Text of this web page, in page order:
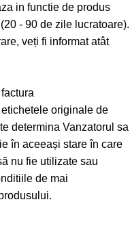
in functie de produs
- 90 de zile lucratoare).
veți fi informat atât
originale de
determina Vanzatorul sa
în aceeași stare în care
nu fie utilizate sau
de mai